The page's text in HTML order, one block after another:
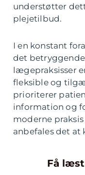
understøtter
plejetilbud.
I en konstant
det
lægepraksisser
fleksible og
prioriterer
information og
moderne
anbefales det at
Få